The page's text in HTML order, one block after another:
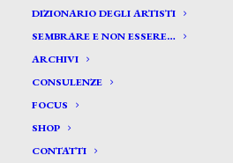
DIZIONARIO DEGLI ARTISTI
SEMBRARE E NON ESSERE…
ARCHIVI
CONSULENZE
FOCUS
SHOP
CONTATTI
Beseghi Cesare*
BESEGHI CESARE